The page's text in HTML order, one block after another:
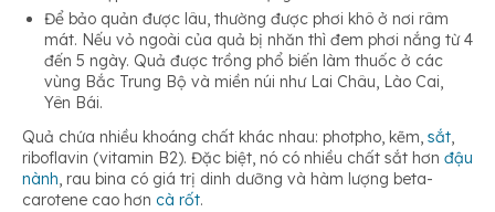
Để bảo quản được lâu, thường được phơi khô ở nơi râm
mát. Nếu vỏ ngoài của quả bị nhăn thì đem phơi nắng từ 4
đến 5 ngày. Quả được trồng phổ biến làm thuốc ở các
vùng Bắc Trung Bộ và miền núi như Lai Châu, Lào Cai,
Yên Bái.
Quả chứa nhiều khoáng chất khác nhau: photpho, kẽm, sắt,
riboflavin (vitamin B2). Đặc biệt, nó có nhiều chất sắt hơn đậu
nành, rau bina có giá trị dinh dưỡng và hàm lượng beta-
carotene cao hơn cà rốt.